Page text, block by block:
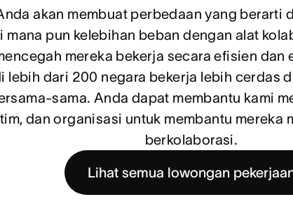
akan membuat perbedaan yang berarti
mana pun kelebihan beban dengan alat
mereka bekerja secara efisien dan
lebih dari 200 negara bekerja lebih cerdas
sama. Anda dapat membantu kami
dan organisasi untuk membantu mereka
berkolaborasi.
Lihat semua lowongan